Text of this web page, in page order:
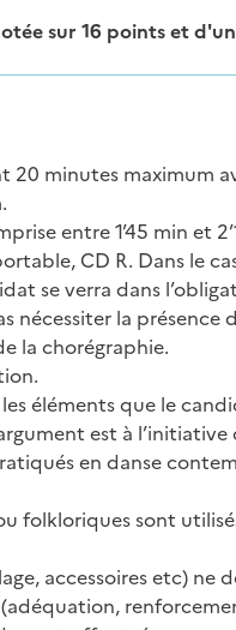
sur 16 points et
20 minutes maximum
entre 1’45 min et
CD R. Dans le
se verra dans
nécessiter la présence
la chorégraphie.
éléments que le
est à
en danse
folkloriques sont
accessoires etc) ne